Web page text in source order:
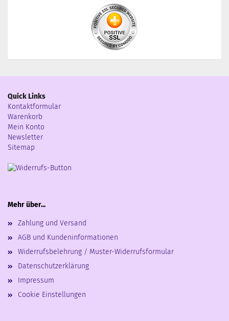
Quick Links
Kontaktformular
Warenkorb
Mein Konto
Newsletter
Sitemap
Mehr über...
Zahlung und Versand
AGB und Kundeninformationen
Widerrufsbelehrung / Muster-Widerrufsformular
Datenschutzerklärung
Impressum
Cookie Einstellungen